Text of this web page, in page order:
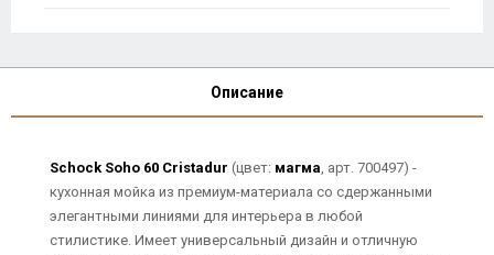
Описание
Schock Soho 60 Cristadur (цвет: магма, арт. 700497) -
кухонная мойка из премиум-материала со сдержанными
элегантными линиями для интерьера в любой
стилистике. Имеет универсальный дизайн и отличную